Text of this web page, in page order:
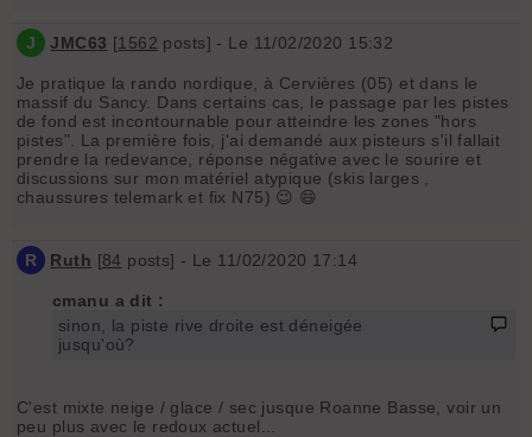
J JMC63 [1562 posts] - Le 11/02/2020 15:32
Je pratique la rando nordique, à Cervières (05) et dans le
massif du Sancy. Dans certains cas, le passage par les pistes
de fond est incontournable pour atteindre les zones "hors
pistes". La première fois, j'ai demandé aux pisteurs s'il fallait
prendre la redevance, réponse négative avec le sourire et
discussions sur mon matériel atypique (skis larges ,
chaussures telemark et fix N75) 😉 😄
R Ruth [84 posts] - Le 11/02/2020 17:14
cmanu a dit :
sinon, la piste rive droite est déneigée
jusqu'où?
C'est mixte neige / glace / sec jusque Roanne Basse, voir un
peu plus avec le redoux actuel...